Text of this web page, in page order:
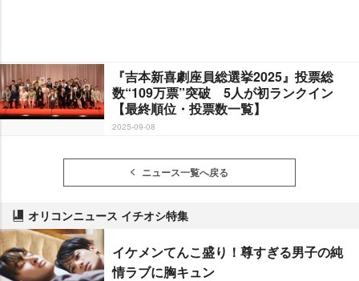
『吉本新喜劇座員総選挙2025』投票総
数“109万票”突破 5人が初ランクイン
【最終順位・投票数一覧】
2025-09-08
ニュース一覧へ戻る
オリコンニュース イチオシ特集
イケメンてんこ盛り！尊すぎる男子の純
情ラブに胸キュン